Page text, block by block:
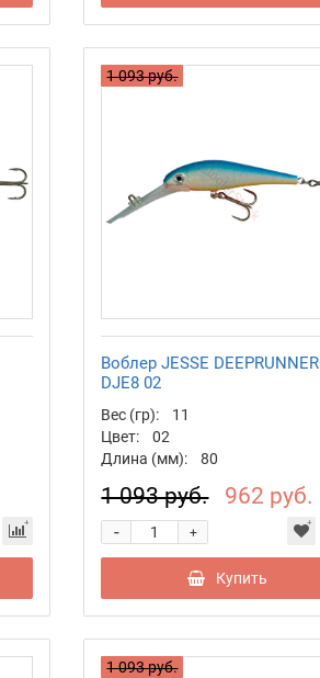
1 093 руб.
Воблер JESSE DEEPRUNNER
DJE8 02
Вес (гр):
11
Цвет:
02
Длина (мм):
80
1 093 руб. 962 руб.
+
-
Купить
1 093 руб.